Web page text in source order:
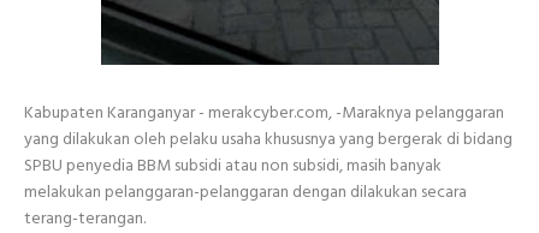
Kabupaten Karanganyar - merakcyber.com, -Maraknya pelanggaran
yang dilakukan oleh pelaku usaha khususnya yang bergerak di bidang
SPBU penyedia BBM subsidi atau non subsidi, masih banyak
melakukan pelanggaran-pelanggaran dengan dilakukan secara
terang-terangan.